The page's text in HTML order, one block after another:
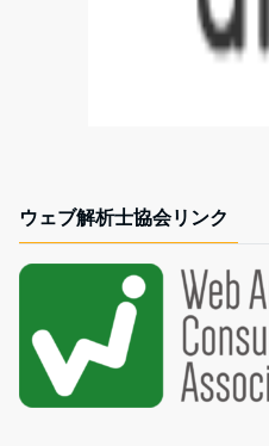
ウェブ解析士協会リンク